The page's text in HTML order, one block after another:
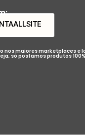
nos maiores marketplaces e
só postamos produtos 100%